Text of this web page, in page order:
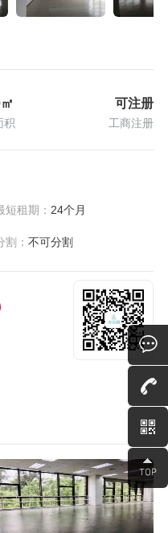
㎡
积
可注册
工商注册
短租期： 24个月
割：不可分割